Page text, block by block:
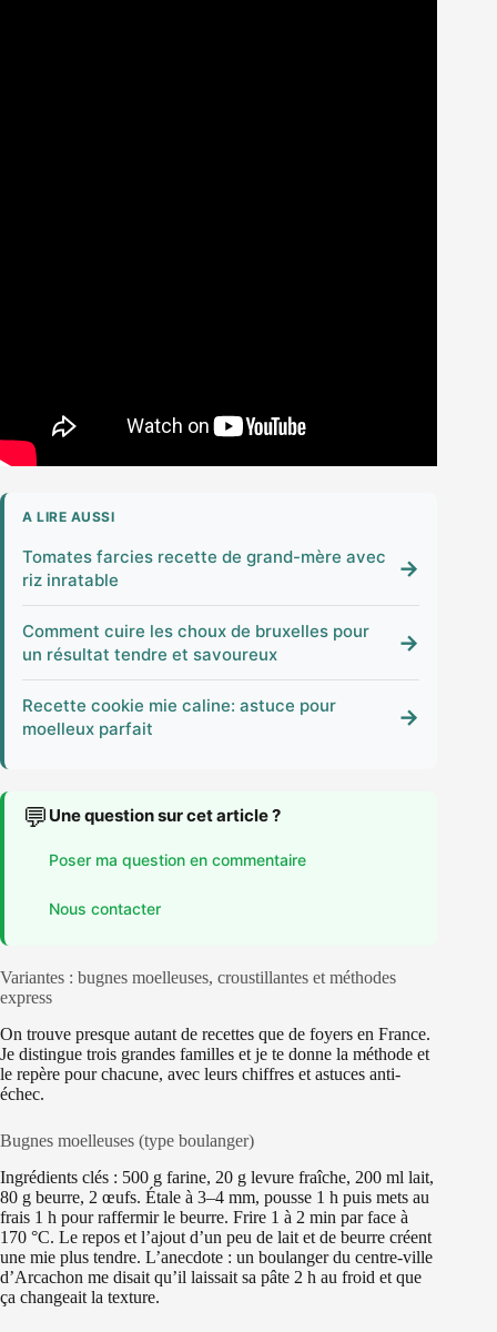
A LIRE AUSSI
Tomates farcies recette de grand-mère avec
riz inratable
→
Comment cuire les choux de bruxelles pour
un résultat tendre et savoureux
→
Recette cookie mie caline: astuce pour
moelleux parfait
→
💬 Une question sur cet article ?
Poser ma question en commentaire
Nous contacter
Variantes : bugnes moelleuses, croustillantes et méthodes
express
On trouve presque autant de recettes que de foyers en France.
Je distingue trois grandes familles et je te donne la méthode et
le repère pour chacune, avec leurs chiffres et astuces anti-
échec.
Bugnes moelleuses (type boulanger)
Ingrédients clés : 500 g farine, 20 g levure fraîche, 200 ml lait,
80 g beurre, 2 œufs. Étale à 3–4 mm, pousse 1 h puis mets au
frais 1 h pour raffermir le beurre. Frire 1 à 2 min par face à
170 °C. Le repos et l’ajout d’un peu de lait et de beurre créent
une mie plus tendre. L’anecdote : un boulanger du centre-ville
d’Arcachon me disait qu’il laissait sa pâte 2 h au froid et que
ça changeait la texture.